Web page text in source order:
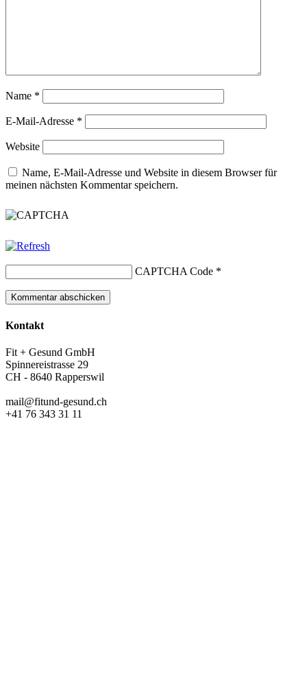
Name *
E-Mail-Adresse *
Website
Name, E-Mail-Adresse und Website in diesem Browser für
meinen nächsten Kommentar speichern.
CAPTCHA Code *
Kontakt
Fit + Gesund GmbH
Spinnereistrasse 29
CH - 8640 Rapperswil
mail@fitund-gesund.ch
+41 76 343 31 11